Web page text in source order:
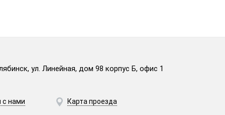
ул. Линейная, дом 98 корпус Б, офис 1
с нами Карта проезда